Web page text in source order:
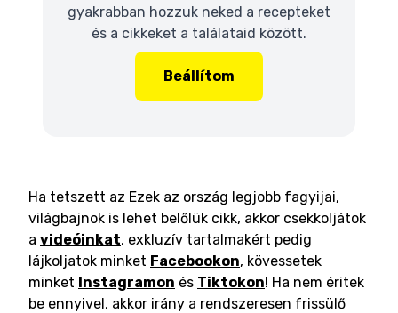
gyakrabban hozzuk neked a recepteket
és a cikkeket a találataid között.
Beállítom
Ha tetszett az Ezek az ország legjobb fagyijai,
világbajnok is lehet belőlük cikk, akkor csekkoljátok
a videóinkat, exkluzív tartalmakért pedig
lájkoljatok minket Facebookon, kövessetek
minket Instagramon és Tiktokon! Ha nem éritek
be ennyivel, akkor irány a rendszeresen frissülő